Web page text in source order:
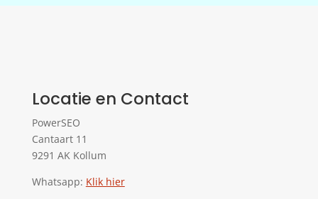
Locatie en Contact
PowerSEO
Cantaart 11
9291 AK Kollum
Whatsapp: Klik hier